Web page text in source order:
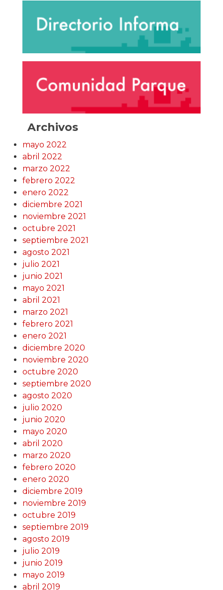
Archivos
mayo 2022
abril 2022
marzo 2022
febrero 2022
enero 2022
diciembre 2021
noviembre 2021
octubre 2021
septiembre 2021
agosto 2021
julio 2021
junio 2021
mayo 2021
abril 2021
marzo 2021
febrero 2021
enero 2021
diciembre 2020
noviembre 2020
octubre 2020
septiembre 2020
agosto 2020
julio 2020
junio 2020
mayo 2020
abril 2020
marzo 2020
febrero 2020
enero 2020
diciembre 2019
noviembre 2019
octubre 2019
septiembre 2019
agosto 2019
julio 2019
junio 2019
mayo 2019
abril 2019